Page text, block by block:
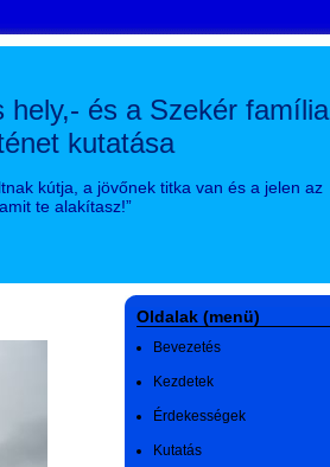
hely,- és a Szekér família
kutatása
kútja, a jövőnek titka van és a jelen az
te alakítasz!”
Oldalak (menü)
Bevezetés
Kezdetek
Érdekességek
Kutatás